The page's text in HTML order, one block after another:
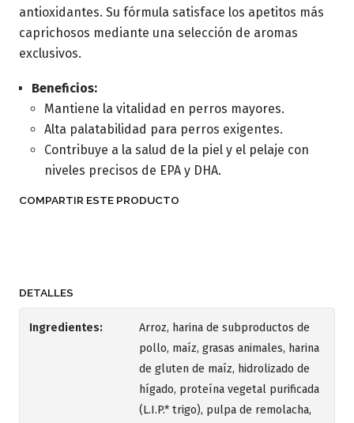
antioxidantes. Su fórmula satisface los apetitos más
caprichosos mediante una selección de aromas
exclusivos.
Beneficios:
Mantiene la vitalidad en perros mayores.
Alta palatabilidad para perros exigentes.
Contribuye a la salud de la piel y el pelaje con
niveles precisos de EPA y DHA.
COMPARTIR ESTE PRODUCTO
DETALLES
Ingredientes:
Arroz, harina de subproductos de
pollo, maíz, grasas animales, harina
de gluten de maíz, hidrolizado de
hígado, proteína vegetal purificada
(L.I.P.* trigo), pulpa de remolacha,